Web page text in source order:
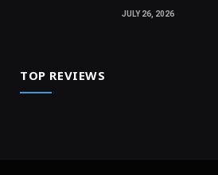
JULY 26, 2026
TOP REVIEWS